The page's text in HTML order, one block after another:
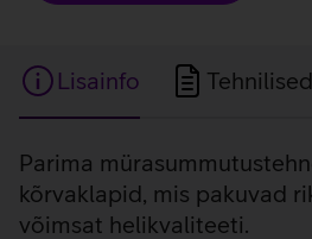
Lisainfo
Lisainfo
Parima
kõrvaklapid, mis pakuvad
võimsat helikvaliteeti.